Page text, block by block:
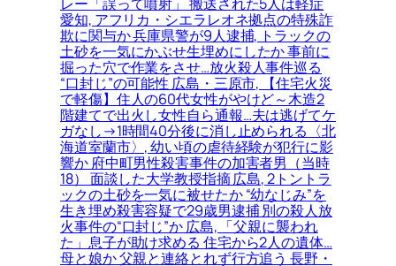
愛知, アフリカ・シエラレオネ拠点の特殊詐
欺に関与か 兵庫県警が9人逮捕, トラックの
土砂を一気にかぶせ生埋めにしたか 事前に
掘った穴で作業をさせ…放火殺人事件巡る
“口封じ”の可能性 広島・三原市, 【住宅火災
で軽傷】住人の60代女性がやけど～木造2
階建てで出火し女性自ら通報…夫は逃げてケ
ガなし→1時間40分後に消し止められる〈北
海道室蘭市〉, 幼い頃の虐待経験が犯行に影
響か 府中町男性殺害事件の加害者男（当時
18） 面談した大学教授指摘 広島, 2トントラ
ックの土砂を一気に被せたか “幼なじみ”を
生き埋め殺害容疑で29歳男逮捕 別の殺人放
火事件の“口封じ”か 広島, 「父親に襲われ
た」息子が助け求める 住宅から2人の遺体…
母と娘か 父親と連絡とれず行方追う 長野・